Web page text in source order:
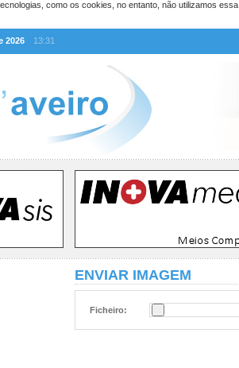
como os cookies, no entanto, não utilizamos
2026
13:31
ENVIAR IMAGEM
Ficheiro: